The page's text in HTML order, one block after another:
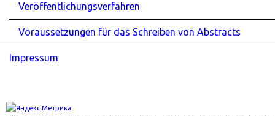
Veröffentlichungsverfahren
Voraussetzungen für das Schreiben von Abstracts
Impressum